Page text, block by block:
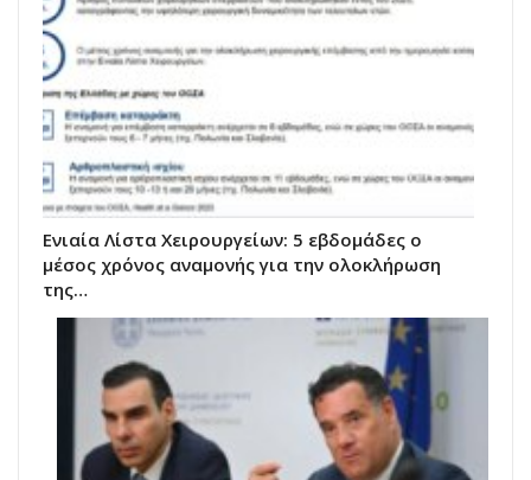
Ενιαία Λίστα Χειρουργείων: 5 εβδομάδες ο
μέσος χρόνος αναμονής για την ολοκλήρωση
της…